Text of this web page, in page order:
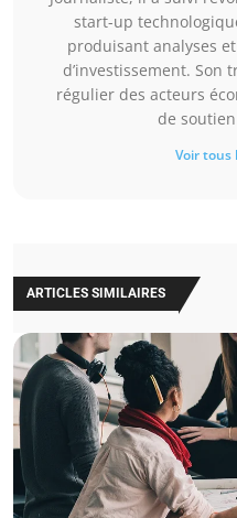
start-up
produisant analyses
d’investissement. Son
régulier des acteurs
de
Voir tous
ARTICLES SIMILAIRES